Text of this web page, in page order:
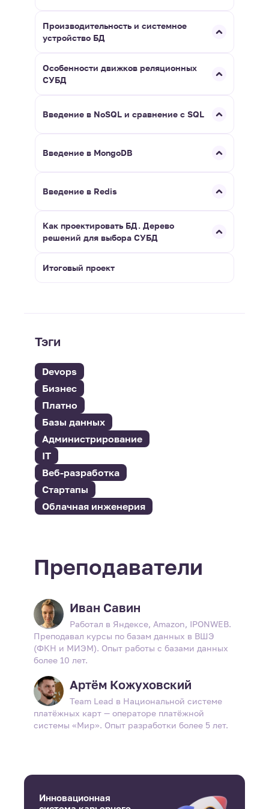
Производительность и системное
устройство БД
Особенности движков реляционных
СУБД
Введение в NoSQL и сравнение с SQL
Введение в MongoDB
Введение в Redis
Как проектировать БД. Дерево
решений для выбора СУБД
Итоговый проект
Тэги
Devops
Бизнес
Платно
Базы данных
Администрирование
IT
Веб-разработка
Стартапы
Облачная инженерия
Преподаватели
Иван Савин
Работал в Яндексе, Amazon, IPONWEB.
Преподавал курсы по базам данных в ВШЭ
(ФКН и МИЭМ). Опыт работы с базами данных
более 10 лет.
Артём Кожуховский
Team Lead в Национальной системе
платёжных карт — операторе платёжной
системы «Мир». Опыт разработки более 5 лет.
Инновационная